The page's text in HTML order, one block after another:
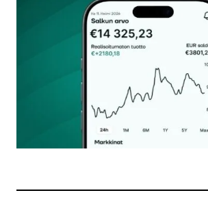
Kommentti*
Nimesi tai nimimerkkisi
Sähköpostiosoitteesi
Tilaa SalkunRakentajan uutiskirje